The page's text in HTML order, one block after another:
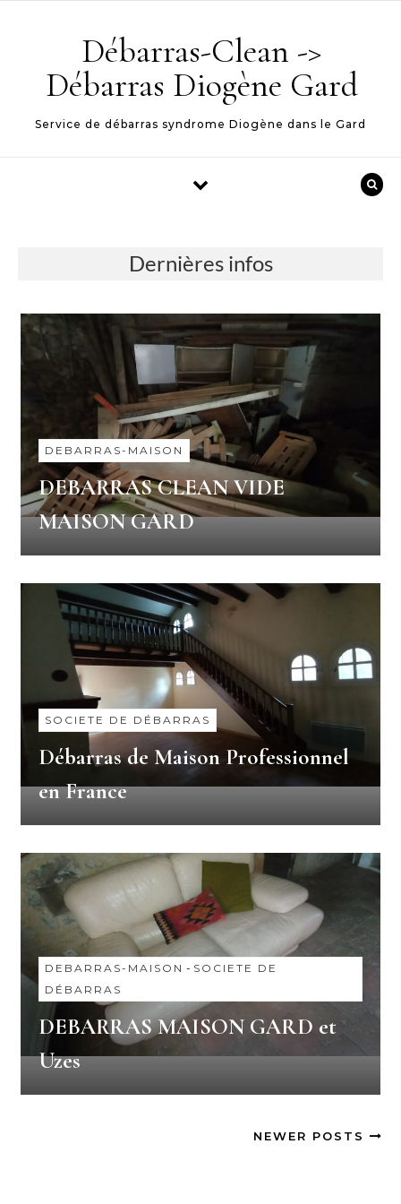
Débarras-Clean ->
Débarras Diogène Gard
Service de débarras syndrome Diogène dans le Gard
Dernières infos
DEBARRAS-MAISON
DEBARRAS CLEAN VIDE
MAISON GARD
SOCIETE DE DÉBARRAS
Débarras de Maison Professionnel
en France
DEBARRAS-MAISON - SOCIETE DE
DÉBARRAS
DEBARRAS MAISON GARD et
Uzes
NEWER POSTS